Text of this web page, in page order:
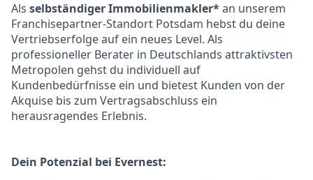
Als selbständiger Immobilienmakler*an unserem
Franchisepartner-Standort Potsdam hebst du deine
Vertriebserfolge auf ein neues Level. Als
professioneller Berater in Deutschlands attraktivsten
Metropolen gehst du individuell auf
Kundenbedürfnisse ein und bietest Kunden von der
Akquise bis zum Vertragsabschluss ein
herausragendes Erlebnis.
Dein Potenzial bei Evernest: